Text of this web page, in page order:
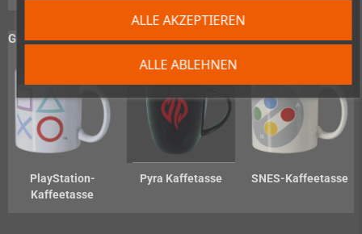
ALLE ABLEHNEN
ALLE AKZEPTIEREN
Geben Sie 150,00 € mehr aus, um Ihr Geschenk zu erhalten..
PlayStation-
Kaffeetasse
Pyra Kaffetasse SNES-Kaffeetasse